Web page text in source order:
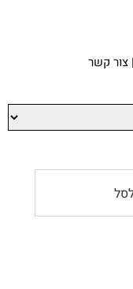
| צור קשר